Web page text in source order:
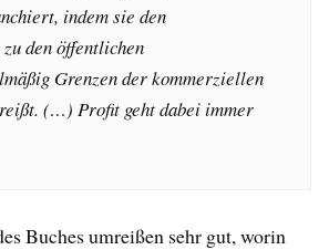
indem sie den
den öffentlichen
Grenzen der kommerziellen
(…) Profit geht dabei immer
Buches umreißen sehr gut, worin